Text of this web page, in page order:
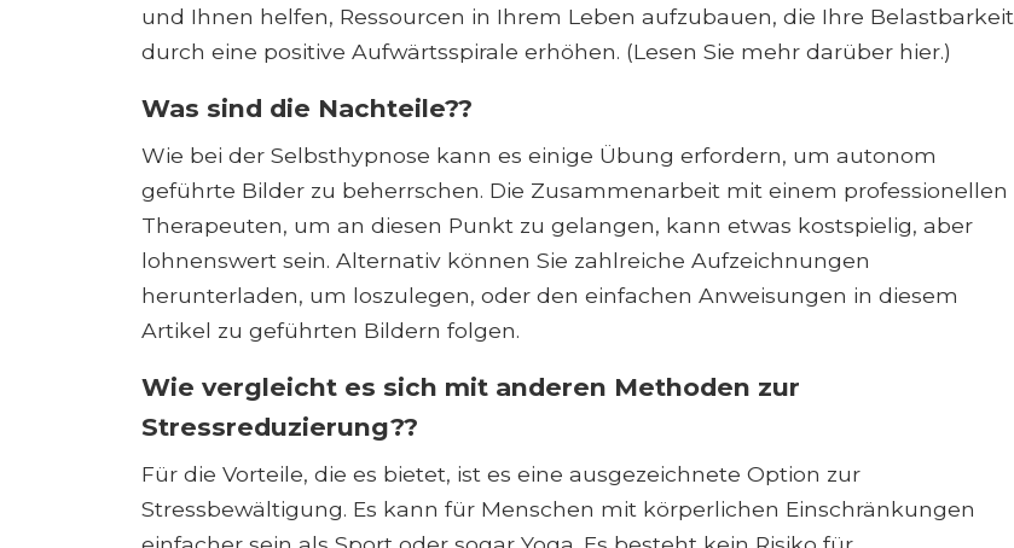
und Ihnen helfen, Ressourcen in Ihrem Leben aufzubauen, die Ihre Belastbarkeit
durch eine positive Aufwärtsspirale erhöhen. (Lesen Sie mehr darüber hier.)
Was sind die Nachteile??
Wie bei der Selbsthypnose kann es einige Übung erfordern, um autonom
geführte Bilder zu beherrschen. Die Zusammenarbeit mit einem professionellen
Therapeuten, um an diesen Punkt zu gelangen, kann etwas kostspielig, aber
lohnenswert sein. Alternativ können Sie zahlreiche Aufzeichnungen
herunterladen, um loszulegen, oder den einfachen Anweisungen in diesem
Artikel zu geführten Bildern folgen.
Wie vergleicht es sich mit anderen Methoden zur
Stressreduzierung??
Für die Vorteile, die es bietet, ist es eine ausgezeichnete Option zur
Stressbewältigung. Es kann für Menschen mit körperlichen Einschränkungen